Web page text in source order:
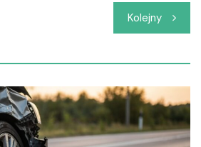
Kolejny